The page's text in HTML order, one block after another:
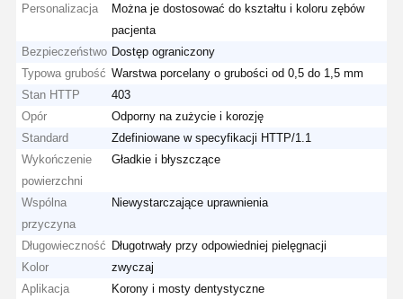
Personalizacja
Można je dostosować do kształtu i koloru zębów
pacjenta
Bezpieczeństwo Dostęp ograniczony
Typowa grubość Warstwa porcelany o grubości od 0,5 do 1,5 mm
Stan HTTP
403
Opór
Odporny na zużycie i korozję
Standard
Zdefiniowane w specyfikacji HTTP/1.1
Wykończenie
powierzchni
Gładkie i błyszczące
Wspólna
przyczyna
Niewystarczające uprawnienia
Długowieczność Długotrwały przy odpowiedniej pielęgnacji
Kolor
zwyczaj
Aplikacja
Korony i mosty dentystyczne